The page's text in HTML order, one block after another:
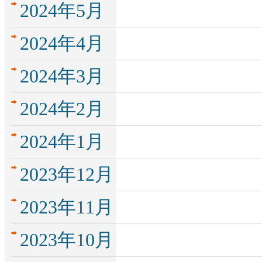
2024年5月
2024年4月
2024年3月
2024年2月
2024年1月
2023年12月
2023年11月
2023年10月